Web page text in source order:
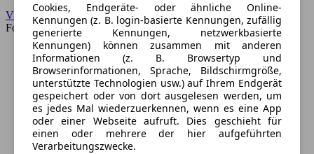
VW
Forum
Cookies, Endgeräte- oder ähnliche Online-
Kennungen (z. B. login-basierte Kennungen, zufällig
generierte Kennungen, netzwerkbasierte
Kennungen) können zusammen mit anderen
Informationen (z. B. Browsertyp und
Browserinformationen, Sprache, Bildschirmgröße,
unterstützte Technologien usw.) auf Ihrem Endgerät
gespeichert oder von dort ausgelesen werden, um
es jedes Mal wiederzuerkennen, wenn es eine App
oder einer Webseite aufruft. Dies geschieht für
einen oder mehrere der hier aufgeführten
Verarbeitungszwecke.